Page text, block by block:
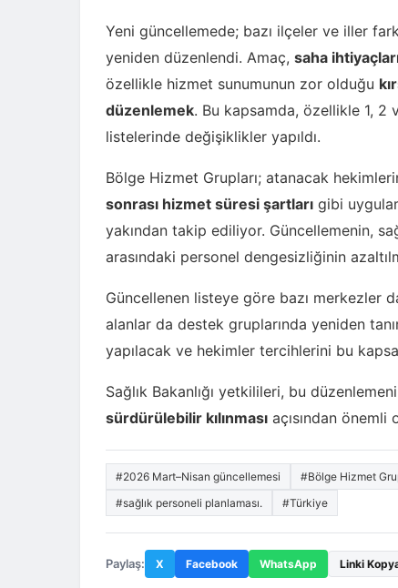
Yeni güncellemede; bazı ilçeler ve iller
yeniden düzenlendi. Amaç, saha
özellikle hizmet sunumunun zor olduğu
düzenlemek. Bu kapsamda, özellikle 1, 2
listelerinde değişiklikler yapıldı.
Bölge Hizmet Grupları; atanacak
sonrası hizmet süresi şartları gibi
yakından takip ediliyor. Güncellemenin,
arasındaki personel dengesizliğinin
Güncellenen listeye göre bazı merkezler
alanlar da destek gruplarında yeniden
yapılacak ve hekimler tercihlerini bu
Sağlık Bakanlığı yetkilileri, bu
sürdürülebilir kılınması açısından önemli
#2026 Mart–Nisan güncellemesi #Bölge Hizmet
#sağlık personeli planlaması.
#Türkiye
Paylaş: X Facebook WhatsApp Linki